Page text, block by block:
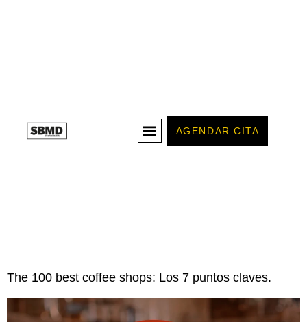
AGENDAR CITA
The 100 best coffee shops: Los 7 puntos claves.